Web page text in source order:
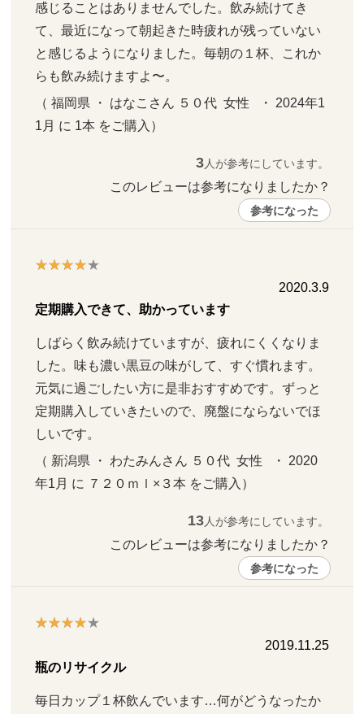
感じることはありませんでした。飲み続けてき
て、最近になって朝起きた時疲れが残っていない
と感じるようになりました。毎朝の１杯、これか
らも飲み続けますよ〜。
（ 福岡県 ・ はなこさん ５０代  女性   ・ 2024年1
1月 に 1本 をご購入）
3人が参考にしています。
このレビューは参考になりましたか？
参考になった
2020.3.9
定期購入できて、助かっています
しばらく飲み続けていますが、疲れにくくなりま
した。味も濃い黒豆の味がして、すぐ慣れます。
元気に過ごしたい方に是非おすすめです。ずっと
定期購入していきたいので、廃盤にならないでほ
しいです。
（ 新潟県 ・ わたみんさん ５０代  女性   ・ 2020
年1月 に ７２０ｍｌ×３本 をご購入）
13人が参考にしています。
このレビューは参考になりましたか？
参考になった
2019.11.25
瓶のリサイクル
毎日カップ１杯飲んでいます…何がどうなったか